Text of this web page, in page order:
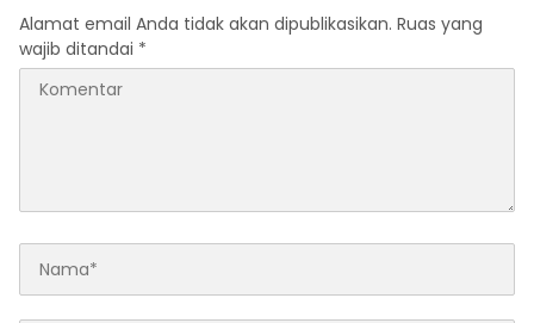
Alamat email Anda tidak akan dipublikasikan. Ruas yang
wajib ditandai *